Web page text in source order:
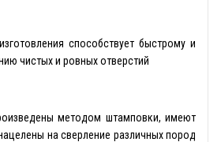
способствует быстрому и
чистых и ровных отверстий
методом штамповки, имеют
на сверление различных пород